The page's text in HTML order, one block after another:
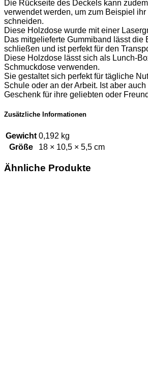
Die Rückseite des Deckels kann
verwendet werden, um zum Beispiel
schneiden.
Diese Holzdose wurde mit einer
Das mitgelieferte Gummiband lässt die
schließen und ist perfekt für den
Diese Holzdose lässt sich als Lunch-
Schmuckdose verwenden.
Sie gestaltet sich perfekt für tägliche
Schule oder an der Arbeit. Ist aber
Geschenk für ihre geliebten oder
Zusätzliche Informationen
Gewicht 0,192 kg
Größe
18 × 10,5 × 5,5 cm
Ähnliche Produkte